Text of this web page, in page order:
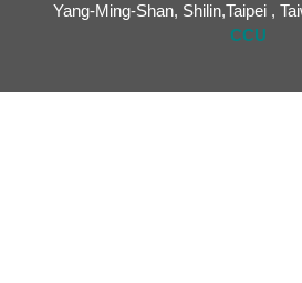
Yang-Ming-Shan, Shilin,Taipei ,
CCU